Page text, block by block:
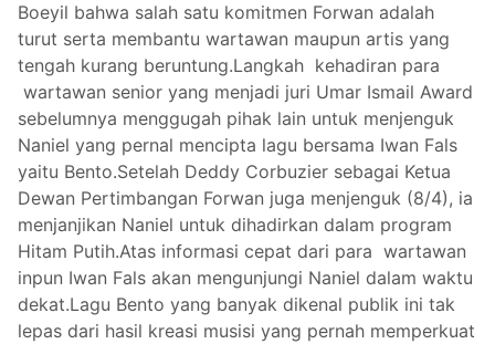
Boeyil bahwa salah satu komitmen Forwan adalah
turut serta membantu wartawan maupun artis yang
tengah kurang beruntung.Langkah kehadiran para
wartawan senior yang menjadi juri Umar Ismail Award
sebelumnya menggugah pihak lain untuk menjenguk
Naniel yang pernal mencipta lagu bersama Iwan Fals
yaitu Bento.Setelah Deddy Corbuzier sebagai Ketua
Dewan Pertimbangan Forwan juga menjenguk (8/4), ia
menjanjikan Naniel untuk dihadirkan dalam program
Hitam Putih.Atas informasi cepat dari para wartawan
inpun Iwan Fals akan mengunjungi Naniel dalam waktu
dekat.Lagu Bento yang banyak dikenal publik ini tak
lepas dari hasil kreasi musisi yang pernah memperkuat